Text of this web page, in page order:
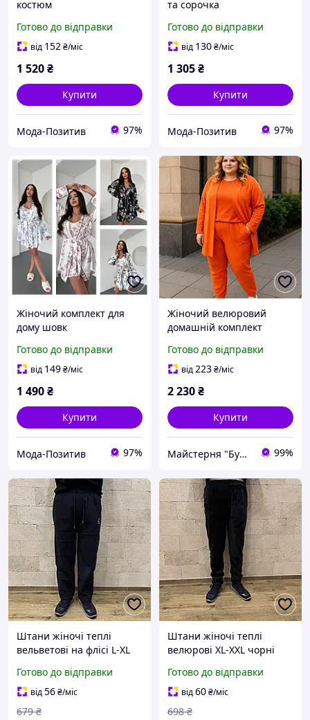
костюм
Готово до відправки
від 152₴/міс
1 520₴
Купити
Мода-Позитив 97%
та сорочка
Готово до відправки
від 130₴/міс
1 305₴
Купити
Мода-Позитив 97%
Жіночий комплект для
дому шовк
Готово до відправки
від 149₴/міс
1 490₴
Купити
Мода-Позитив 97%
Жіночий велюровий
домашній комплект
штани помаранчевий
оксамитовий костюм
Готово до відправки
від223₴/міс
2 230₴
Купити
Майстерня "Буде Шедевр" 99%
Штани жіночі теплі
вельветові на флісі L-XL
Готово до відправки
від56₴/міс
679 ₴
Штани жіночі теплі
велюрові XL-XXL чорні
Готово до відправки
від60₴/міс
698 ₴